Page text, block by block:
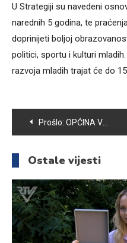
U Strategiji su navedeni
narednih 5 godina, te
doprinijeti boljoj
politici, sportu i kulturi
razvoja mladih trajat će do
Navigacija
članaka
Prošlo: OPĆINA VOGOŠĆA ULAŽE U IZGRADNJU ADEKVATNIH SADRŽAJA ZA DJECU I OMLADINU
Ostale vijesti